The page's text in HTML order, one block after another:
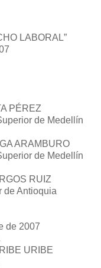
LABORAL”
PÉREZ
de Medellín
ARAMBURO
de Medellín
RUIZ
de Antioquia
de 2007
URIBE